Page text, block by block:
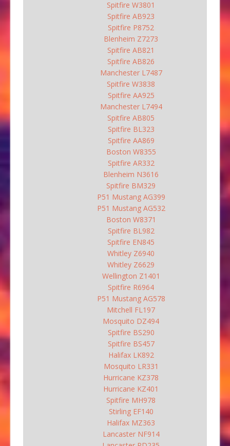
Spitfire W3801
Spitfire AB923
Spitfire P8752
Blenheim Z7273
Spitfire AB821
Spitfire AB826
Manchester L7487
Spitfire W3838
Spitfire AA925
Manchester L7494
Spitfire AB805
Spitfire BL323
Spitfire AA869
Boston W8355
Spitfire AR332
Blenheim N3616
Spitfire BM329
P51 Mustang AG399
P51 Mustang AG532
Boston W8371
Spitfire BL982
Spitfire EN845
Whitley Z6940
Whitley Z6629
Wellington Z1401
Spitfire R6964
P51 Mustang AG578
Mitchell FL197
Mosquito DZ494
Spitfire BS290
Spitfire BS457
Halifax LK892
Mosquito LR331
Hurricane KZ378
Hurricane KZ401
Spitfire MH978
Stirling EF140
Halifax MZ363
Lancaster NF914